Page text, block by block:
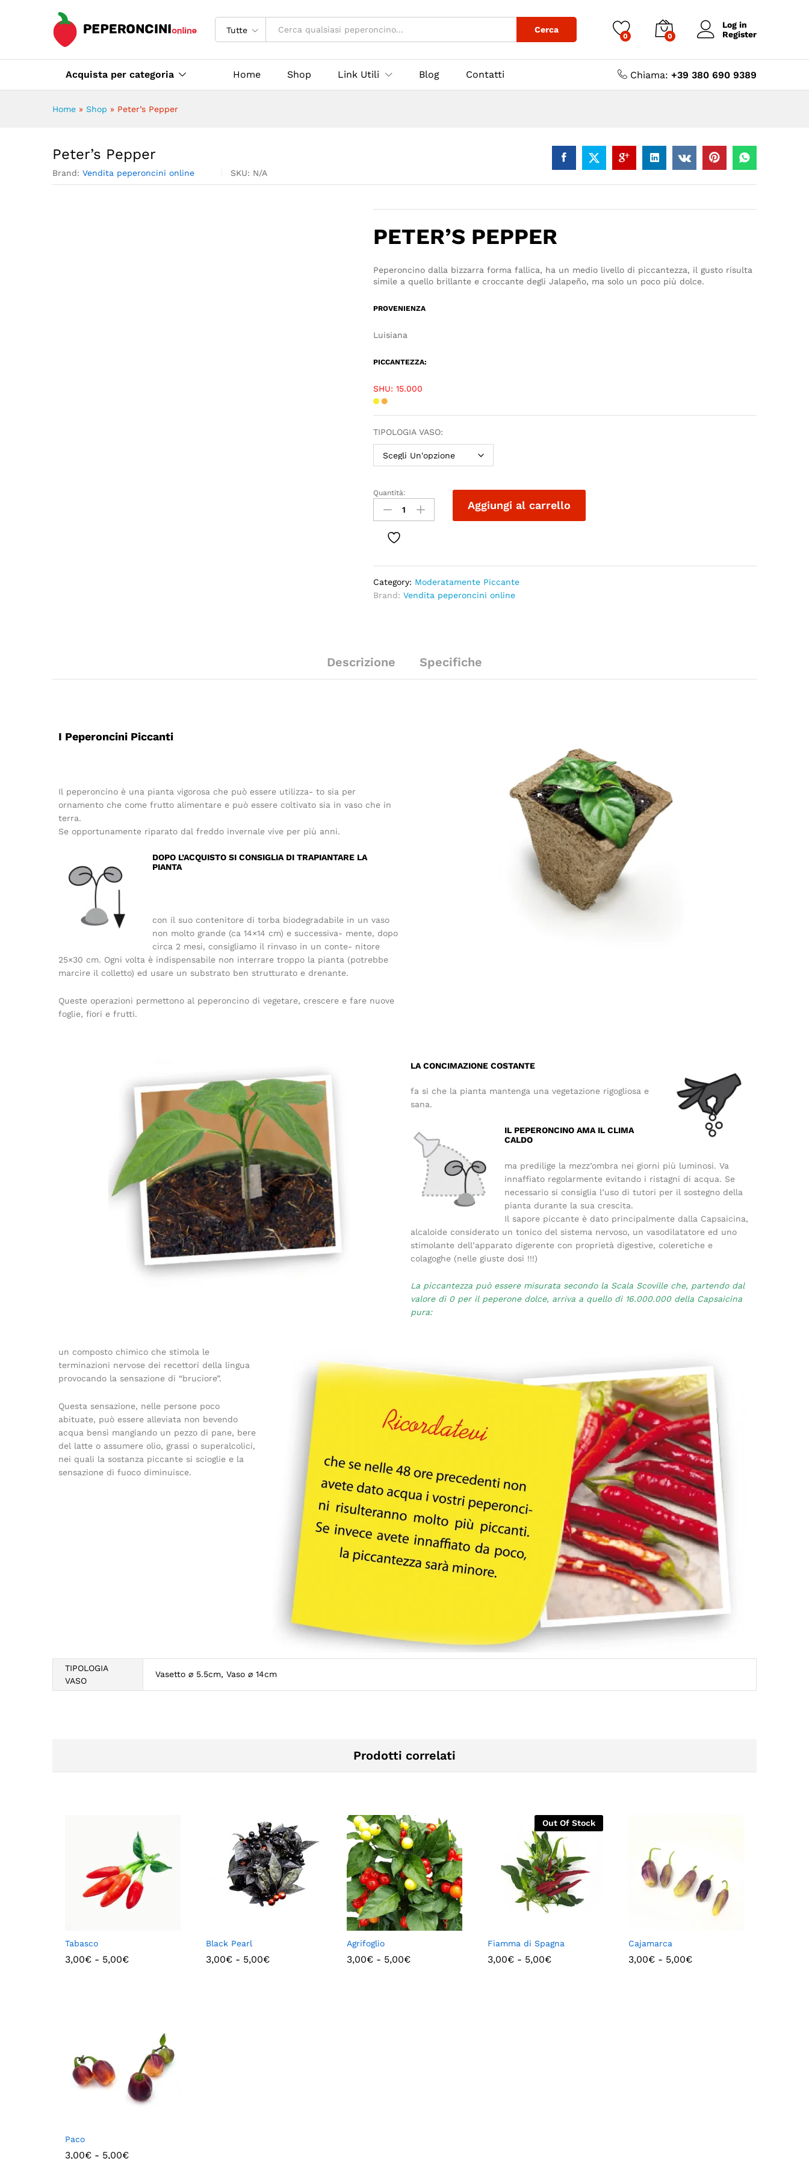
Tutte Cerca
0 0
Log in
Register
Acquista per categoria Home Shop Link Utili Blog Contatti Chiama: +39 380 690 9389
Home » Shop » Peter’s Pepper
Peter’s Pepper
Brand: Vendita peperoncini online SKU: N/A
PETER’S PEPPER
Peperoncino dalla bizzarra forma fallica, ha un medio livello di piccantezza, il gusto risulta
simile a quello brillante e croccante degli Jalapeño, ma solo un poco più dolce.
PROVENIENZA
Luisiana
PICCANTEZZA:
SHU: 15.000
TIPOLOGIA VASO:
Quantità:
Aggiungi al carrello
Category: Moderatamente Piccante
Brand:Vendita peperoncini online
Descrizione Specifiche
I Peperoncini Piccanti
Il peperoncino è una pianta vigorosa che può essere utilizza- to sia per
ornamento che come frutto alimentare e può essere coltivato sia in vaso che in
terra.
Se opportunamente riparato dal freddo invernale vive per più anni.
DOPO L’ACQUISTO SI CONSIGLIA DI TRAPIANTARE LA
PIANTA
con il suo contenitore di torba biodegradabile in un vaso
non molto grande (ca 14×14 cm) e successiva- mente, dopo
circa 2 mesi, consigliamo il rinvaso in un conte- nitore
25×30 cm. Ogni volta è indispensabile non interrare troppo la pianta (potrebbe
marcire il colletto) ed usare un substrato ben strutturato e drenante.
Queste operazioni permettono al peperoncino di vegetare, crescere e fare nuove
foglie, fiori e frutti.
LA CONCIMAZIONE COSTANTE
fa si che la pianta mantenga una vegetazione rigogliosa e
sana.
IL PEPERONCINO AMA IL CLIMA
CALDO
ma predilige la mezz’ombra nei giorni più luminosi. Va
innaffiato regolarmente evitando i ristagni di acqua. Se
necessario si consiglia l’uso di tutori per il sostegno della
pianta durante la sua crescita.
Il sapore piccante è dato principalmente dalla Capsaicina,
alcaloide considerato un tonico del sistema nervoso, un vasodilatatore ed uno
stimolante dell’apparato digerente con proprietà digestive, coleretiche e
colagoghe (nelle giuste dosi !!!)
La piccantezza può essere misurata secondo la Scala Scoville che, partendo dal
valore di 0 per il peperone dolce, arriva a quello di 16.000.000 della Capsaicina
pura:
un composto chimico che stimola le
terminazioni nervose dei recettori della lingua
provocando la sensazione di “bruciore”.
Questa sensazione, nelle persone poco
abituate, può essere alleviata non bevendo
acqua bensì mangiando un pezzo di pane, bere
del latte o assumere olio, grassi o superalcolici,
nei quali la sostanza piccante si scioglie e la
sensazione di fuoco diminuisce.
TIPOLOGIA
VASO
Vasetto ⌀ 5.5cm, Vaso ⌀ 14cm
Prodotti correlati
Tabasco
3,00€ - 5,00€
Black Pearl
3,00€ - 5,00€
Agrifoglio
3,00€ - 5,00€
Out Of Stock
Fiamma di Spagna
3,00€ - 5,00€
Cajamarca
3,00€ - 5,00€
Paco
3,00€ - 5,00€